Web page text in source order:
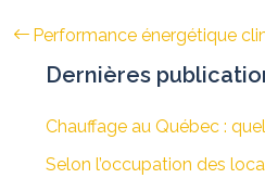
Performance énergétique
Dernières
Chauffage au Québec :
Selon l’occupation des